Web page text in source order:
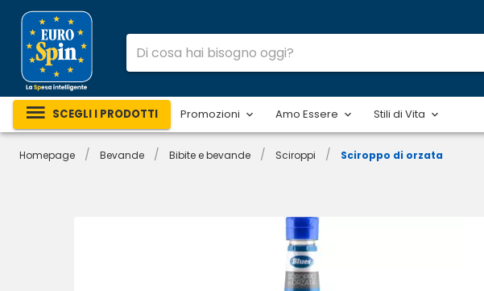
SCEGLI I PRODOTTI Promozioni Amo Essere Stili di Vita
Homepage / Bevande / Bibite e bevande / Sciroppi / Sciroppo di orzata